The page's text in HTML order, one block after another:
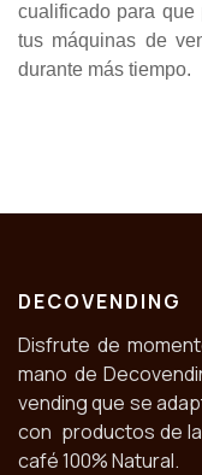
cualificado para
tus máquinas de
durante más tiempo.
DECOVENDING
Disfrute de
mano de
vending que se
con productos de
café 100% Natural.